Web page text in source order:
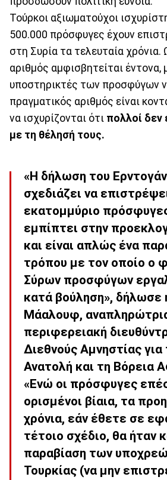
Τούρκοι αξιωματούχοι
500.000 πρόσφυγες έχουν
στη Συρία τα τελευταία
αριθμός αμφισβητείται έντονα,
υποστηρικτές των προσφύγων
πραγματικός αριθμός είναι
να ισχυρίζονται ότι πολλοί δεν
με τη θέλησή τους.
«Η δήλωση του Ερντογάν
σχεδιάζει να
εκατομμύριο
εμπίπτει στην
και είναι απλώς ένα
τρόπου με τον οποίο ο
Σύρων προσφύγων
κατά βούληση», δήλωσε
Μάαλουφ,
περιφερειακή
Διεθνούς Αμνηστίας
Ανατολή και τη Βόρεια
«Ενώ οι πρόσφυγες
ορισμένοι βίαια, τα
χρόνια, εάν έθετε σε
τέτοιο σχέδιο, θα ήταν
παραβίαση των
Τουρκίας (να μην